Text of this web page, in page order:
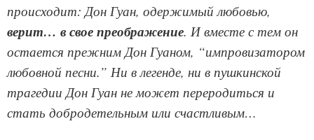
происходит: Дон Гуан, одержимый любовью,
верит… в свое преображение. И вместе с тем он
остается прежним Дон Гуаном, “импровизатором
любовной песни.” Ни в легенде, ни в пушкинской
трагедии Дон Гуан не может переродиться и
стать добродетельным или счастливым…